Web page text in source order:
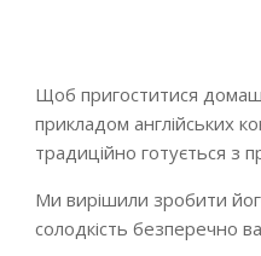
Щоб пригоститися
прикладом англійських
традиційно готується з
Ми вирішили зробити
солодкість безперечно